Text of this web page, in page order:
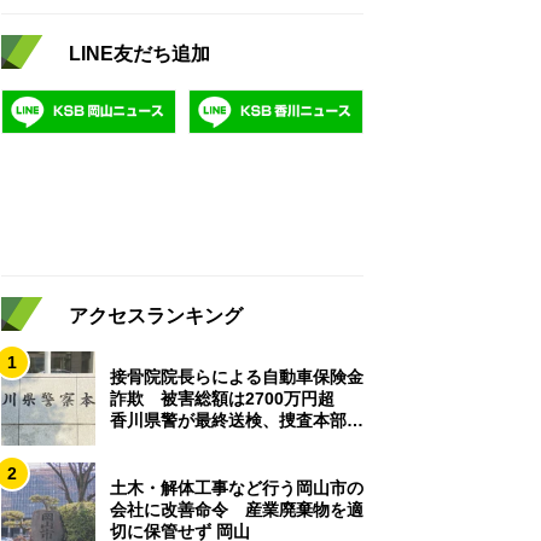
LINE友だち追加
アクセスランキング
1
接骨院院長らによる自動車保険金
詐欺 被害総額は2700万円超
香川県警が最終送検、捜査本部解
2
土木・解体工事など行う岡山市の
会社に改善命令 産業廃棄物を適
切に保管せず 岡山